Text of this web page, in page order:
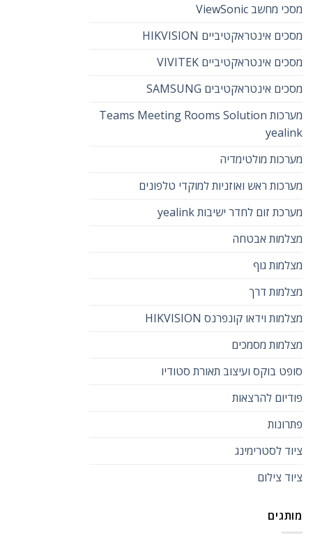
מסכי מחשב ViewSonic
מסכים אינטראקטיביים HIKVISION
מסכים אינטראקטיביים VIVITEK
מסכים אינטראקטיבים SAMSUNG
מערכות Teams Meeting Rooms Solution
yealink
מערכות מולטימדיה
מערכות ראש ואוזניות למוקדי טלפונים
מערכת זום לחדר ישיבות yealink
מצלמות אבטחה
מצלמות גוף
מצלמות דרך
מצלמות וידאו קונפרנס HIKVISION
מצלמות מסמכים
סופט בוקס ועיצוב תאורת סטודיו
פודיום להרצאות
פתרונות
ציוד לסטרימינג
ציוד צילום
מותגים